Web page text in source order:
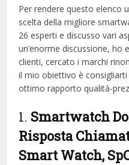
Per rendere questo elenco
scelta della migliore
26 esperti e discusso vari
un’enorme discussione, ho
clienti, cercato i marchi
il mio obiettivo è
ottimo rapporto qualità-
1. Smartwatch
Risposta
Smart Watch,